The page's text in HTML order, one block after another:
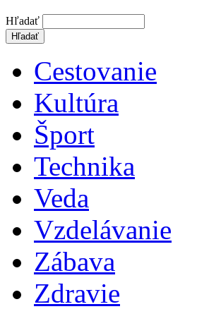
Hľadať
Cestovanie
Kultúra
Šport
Technika
Veda
Vzdelávanie
Zábava
Zdravie